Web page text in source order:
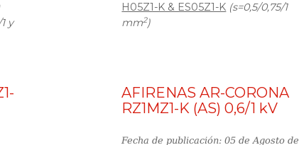
y
H05Z1-K & ES05Z1-K (s=0,5/0,75/1
mm2)
AFIRENAS AR-CORONA
RZ1MZ1-K (AS) 0,6/1 kV
Fecha de publicación: 05 de Agosto de